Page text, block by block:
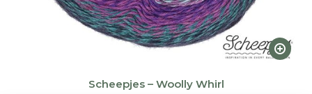
Ce
produit
Scheepjes – Woolly Whirl